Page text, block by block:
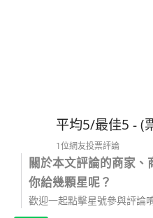
平均5/最佳5 - (
1位網友投票評論
關於本文評論的商家、
你給幾顆星呢？
歡迎一起點擊星號參與評論